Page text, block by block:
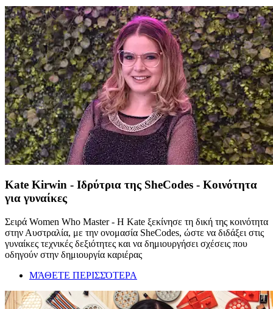
Kate Kirwin - Ιδρύτρια της SheCodes - Κοινότητα
για γυναίκες
Σειρά Women Who Master - Η Kate ξεκίνησε τη δική της κοινότητα
στην Αυστραλία, με την ονομασία SheCodes, ώστε να διδάξει στις
γυναίκες τεχνικές δεξιότητες και να δημιουργήσει σχέσεις που
οδηγούν στην δημιουργία καριέρας
ΜΆΘΕΤΕ ΠΕΡΙΣΣΌΤΕΡΑ